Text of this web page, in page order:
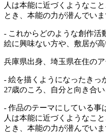
人は本能に近づくようなこ
とき、本能の力が潜んでい
- これからどのような創作活
絵に興味ない方や、敷居が
兵庫県出身、埼玉県在住のア
- 絵を描くようになったきっ
27歳のころ、自分と向き合
- 作品のテーマにしている事
人は本能に近づくようなこ
とき、本能の力が潜んでい